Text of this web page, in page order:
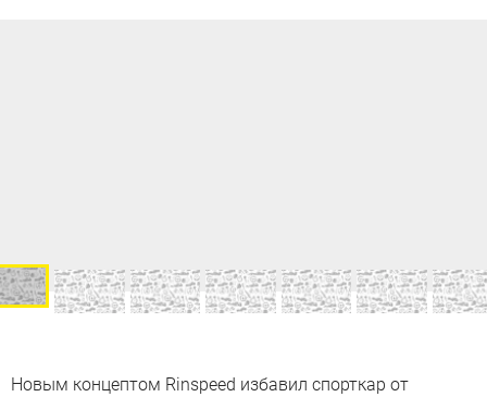
Новым концептом Rinspeed избавил спорткар от